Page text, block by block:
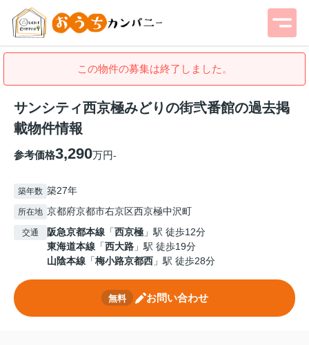
この物件の募集は終了しました。
サンシティ西京極みどりの街弐番館の過去掲
載物件情報
参考価格3,290万円-
築年数 築27年
所在地 京都府京都市右京区西京極中沢町
交通 阪急京都本線 「西京極 」駅 徒歩12分
東海道本線 「西大路 」駅 徒歩19分
山陰本線 「梅小路京都西 」駅 徒歩28分
無料 お問い合わせ